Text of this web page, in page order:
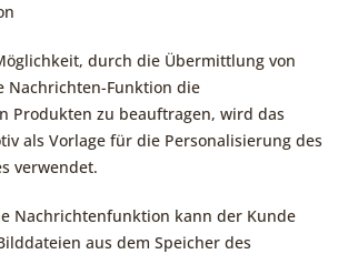
durch die Übermittlung von
Nachrichten-Funktion die
Produkten zu beauftragen, wird das
als Vorlage für die Personalisierung des
verwendet.
Nachrichtenfunktion kann der Kunde
aus dem Speicher des